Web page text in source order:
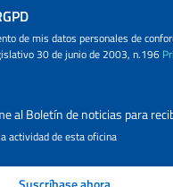
de mis datos personales de
30 de junio de 2003, n.196
al Boletín de noticias para
actividad de esta oficina